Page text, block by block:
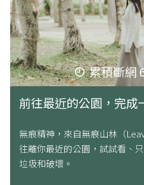
累積斷網
前往最近的公園，完成
無痕精神，來自無痕山林（
往離你最近的公園，試試看、
垃圾和破壞。